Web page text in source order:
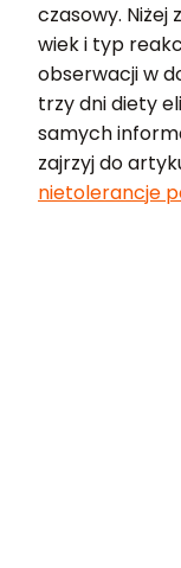
czasowy. Niżej
wiek i typ
obserwacji w
trzy dni diety
samych
zajrzyj do
nietolerancje